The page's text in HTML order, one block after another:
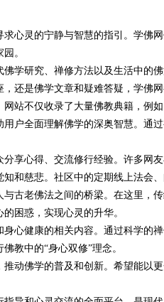
心灵的宁静与智慧的指引。学佛
。
学研究、禅修方法以及生活中的
还是佛学文章和疑难答疑，学佛
站不仅收录了大量佛教典籍，例
户全面理解佛学的深奥智慧。通
享心得、交流修行经验。许多网
和慈悲。社区中的定期线上法会
古老佛法之间的桥梁。在这里，
困惑，实现心灵的升华。
心健康的相关内容。通过科学的
教中的“身心双修”理念。
动佛学的普及和创新。希望能以